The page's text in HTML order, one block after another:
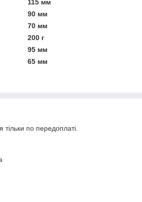
115 мм
90 мм
70 мм
200 г
95 мм
65 мм
тільки по передоплаті.